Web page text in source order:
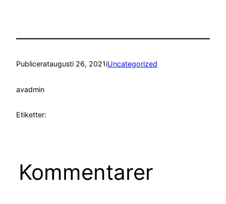
Publicerataugusti 26, 2021iUncategorized
avadmin
Etiketter:
Kommentarer